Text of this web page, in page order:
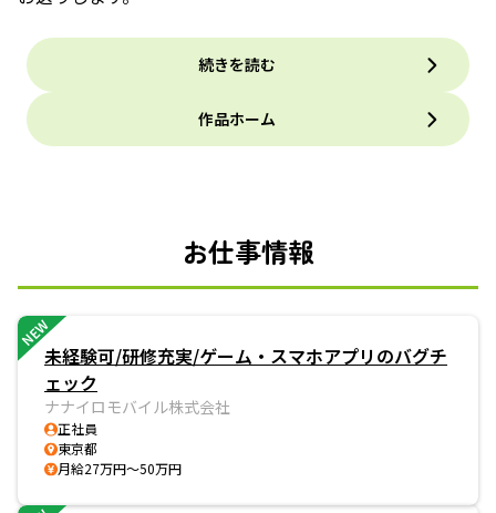
続きを読む
作品ホーム
お仕事情報
NEW
未経験可/研修充実/ゲーム・スマホアプリのバグチ
ェック
ナナイロモバイル株式会社
正社員
東京都
月給27万円～50万円